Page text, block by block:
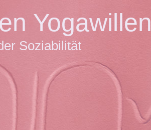
Yogawillen
Soziabilität